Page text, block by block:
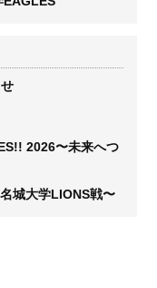
2026〜未来へつ
城大学LIONS戦〜